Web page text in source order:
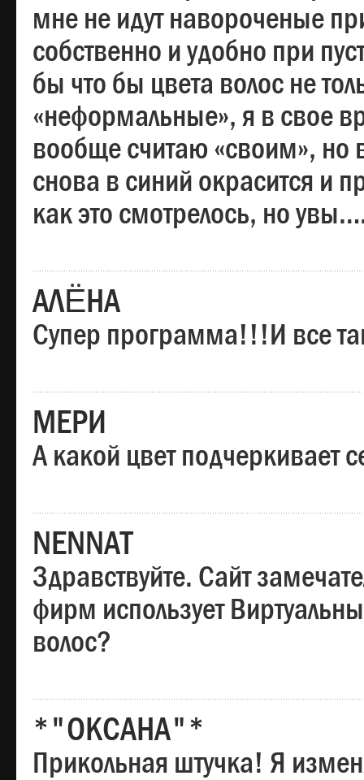
мне не идут навороченые
собственно и удобно при
бы что бы цвета волос не
«неформальные», я в свое
вообще считаю «своим», но
снова в синий окрасится и
как это смотрелось, но
АЛЁНА
Супер программа!!!И все
МЕРИ
А какой цвет подчеркивает
NENNAT
Здравствуйте. Сайт
фирм использует
волос?
*"ОКСАНА"*
Прикольная штучка! Я